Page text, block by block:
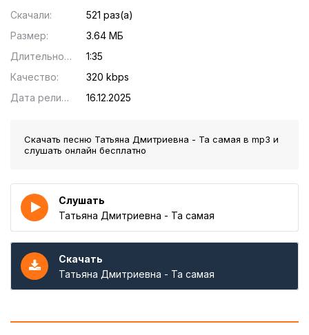
Скачали:
521 раз(а)
Размер:
3.64 МБ
Длительность:
1:35
Качество:
320 kbps
Дата релиза:
16.12.2025
Скачать песню Татьяна Дмитриевна - Та самая в mp3 и
слушать онлайн бесплатно
Слушать
Татьяна Дмитриевна - Та самая
Скачать
Татьяна Дмитриевна - Та самая